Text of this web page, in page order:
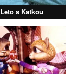
Leto s Katkou